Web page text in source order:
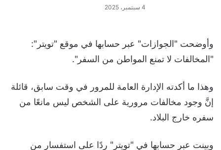
4 سبتمبر، 2025
وأوضحت "الجوازات" عبر حسابها في موقع "تويتر":
"المخالفات لا تمنع المواطن من السفر".
وهذا ما أكدته الإدارة العامة للمرور في وقت سابق، قائلة
إنَّ وجود مخالفات مرورية على الشخص ليس مانعًا من
سفره خارج البلاد.
وبينت عبر حسابها في "تويتر" ردًا على استفسار من